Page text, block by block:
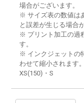
場合がございます。
※ サイズ表の数値は
と誤差が生じる場合
※ プリント加工の過
す。
※ インクジェットの
わせて縮小されます
XS(150)・S